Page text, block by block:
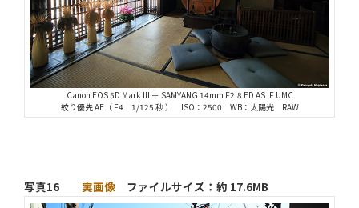
Canon EOS 5D Mark III ＋ SAMYANG 14mm F2.8 ED AS IF UMC
絞り優先 AE（ F4 1/125 秒 ） ISO：2500 WB：太陽光 RAW
写真16 実画像 ファイルサイズ：約 17.6MB